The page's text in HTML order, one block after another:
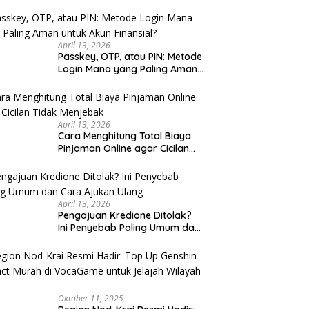
April 13, 2026
Passkey, OTP, atau PIN: Metode
Login Mana yang Paling Aman
April 13, 2026
Cara Menghitung Total Biaya
Pinjaman Online agar Cicilan
April 13, 2026
Pengajuan Kredione Ditolak?
Ini Penyebab Paling Umum dan
Oktober 11, 2025